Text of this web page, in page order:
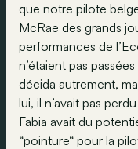
que notre pilote
McRae des grands
performances de
n’étaient pas
décida autrement,
lui, il n’avait pas
Fabia avait du
“pointure“ pour la